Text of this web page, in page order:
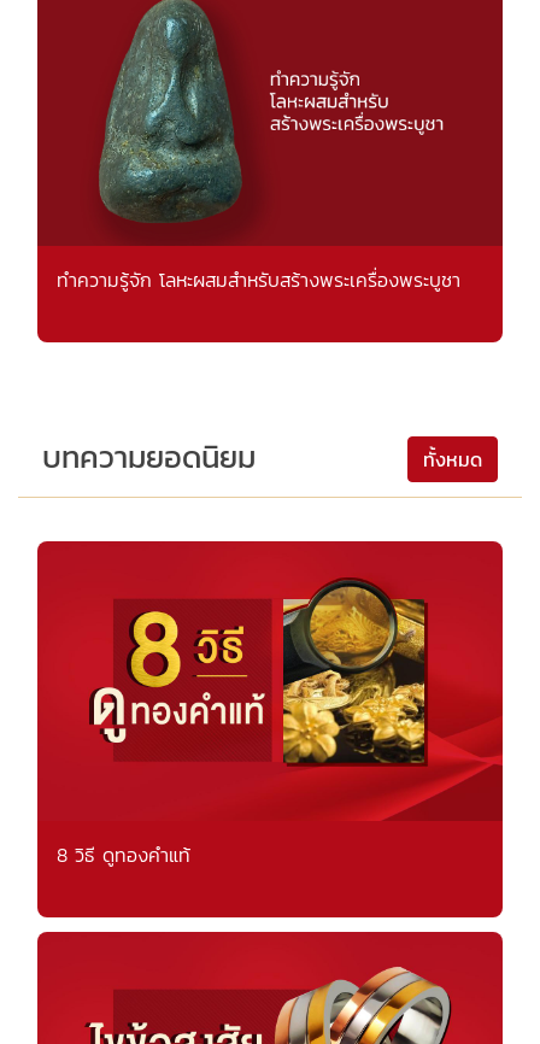
ทำความรู้จัก โลหะผสมสำหรับสร้างพระเครื่องพระบูชา
บทความยอดนิยม ทั้งหมด
8 วิธี ดูทองคำแท้